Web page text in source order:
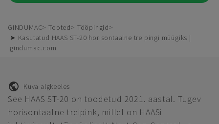
GINDUMAC Tooted
Tööpingid
➤ Kasutatud HAAS ST-20 horisontaalne treipingi müügiks |
gindumac.com
Kuva algkeeles
See HAAS ST-20 on toodetud 2021. aastal. Tugev
horisontaalne treipink, millel on HAASi